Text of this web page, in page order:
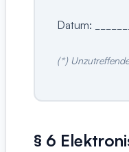
Datum:
(*)
§ 6